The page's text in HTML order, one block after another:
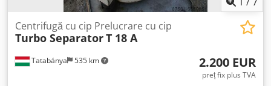
Tatabánya 535 km
Centrifugă cu cip Prelucrare cu cip
Turbo SeparatorT 18 A
2.200 EUR
preț fix plus TVA